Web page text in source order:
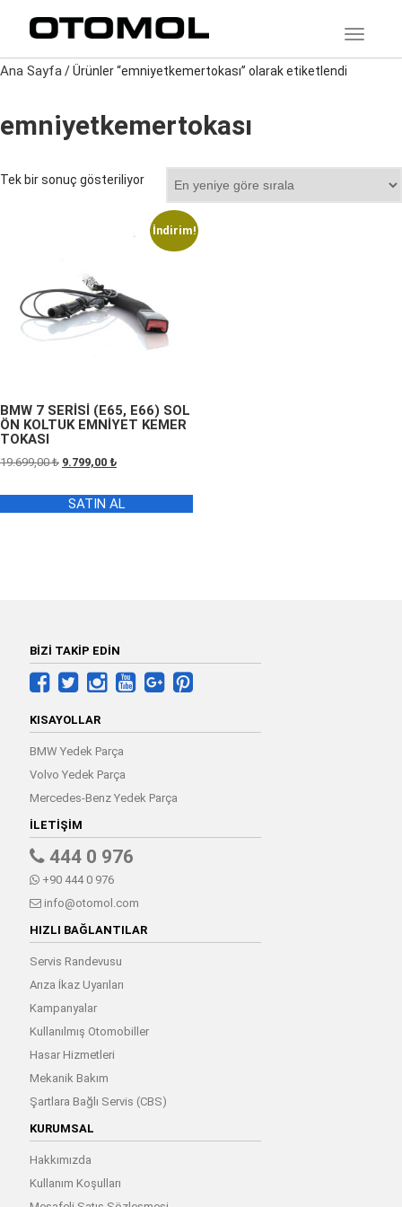
Ana Sayfa/ Ürünler “emniyetkemertokası” olarak etiketlendi
emniyetkemertokası
Tek bir sonuç gösteriliyor
İndirim!
BMW 7 SERİSİ (E65, E66) SOL
ÖN KOLTUK EMNİYET KEMER
TOKASI
19.699,00₺ Orijinal
19.699,00 ₺.
9.799,00 ₺Şu
fiyat:
9.799,00 ₺.
SATIN AL
BİZİ TAKİP EDİN
KISAYOLLAR
BMW Yedek Parça
Volvo Yedek Parça
Mercedes-Benz Yedek Parça
İLETIŞIM
444 0 976
+90 444 0 976
info@otomol.com
HIZLI BAĞLANTILAR
Servis Randevusu
Arıza İkaz Uyarıları
Kampanyalar
Kullanılmış Otomobiller
Hasar Hizmetleri
Mekanik Bakım
Şartlara Bağlı Servis (CBS)
KURUMSAL
Hakkımızda
Kullanım Koşulları